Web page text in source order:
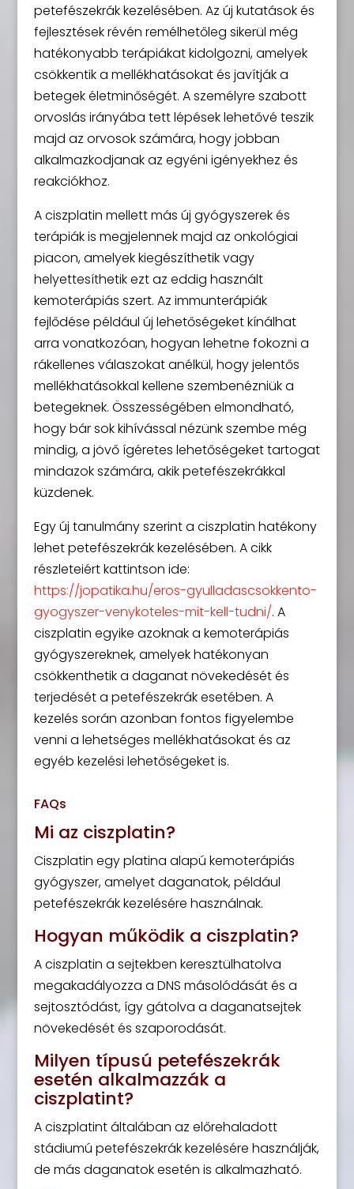
petefészekrák kezelésében. Az új kutatások és
fejlesztések révén remélhetőleg sikerül még
hatékonyabb terápiákat kidolgozni, amelyek
csökkentik a mellékhatásokat és javítják a
betegek életminőségét. A személyre szabott
orvoslás irányába tett lépések lehetővé teszik
majd az orvosok számára, hogy jobban
alkalmazkodjanak az egyéni igényekhez és
reakciókhoz.
A ciszplatin mellett más új gyógyszerek és
terápiák is megjelennek majd az onkológiai
piacon, amelyek kiegészíthetik vagy
helyettesíthetik ezt az eddig használt
kemoterápiás szert. Az immunterápiák
fejlődése például új lehetőségeket kínálhat
arra vonatkozóan, hogyan lehetne fokozni a
rákellenes válaszokat anélkül, hogy jelentős
mellékhatásokkal kellene szembenézniük a
betegeknek. Összességében elmondható,
hogy bár sok kihívással nézünk szembe még
mindig, a jövő ígéretes lehetőségeket tartogat
mindazok számára, akik petefészekrákkal
küzdenek.
Egy új tanulmány szerint a ciszplatin hatékony
lehet petefészekrák kezelésében. A cikk
részleteiért kattintson ide:
https://jopatika.hu/eros-gyulladascsokkento-
gyogyszer-venykoteles-mit-kell-tudni/. A
ciszplatin egyike azoknak a kemoterápiás
gyógyszereknek, amelyek hatékonyan
csökkenthetik a daganat növekedését és
terjedését a petefészekrák esetében. A
kezelés során azonban fontos figyelembe
venni a lehetséges mellékhatásokat és az
egyéb kezelési lehetőségeket is.
FAQs
Mi az ciszplatin?
Ciszplatin egy platina alapú kemoterápiás
gyógyszer, amelyet daganatok, például
petefészekrák kezelésére használnak.
Hogyan működik a ciszplatin?
A ciszplatin a sejtekben keresztülhatolva
megakadályozza a DNS másolódását és a
sejtosztódást, így gátolva a daganatsejtek
növekedését és szaporodását.
Milyen típusú petefészekrák
esetén alkalmazzák a
ciszplatint?
A ciszplatint általában az előrehaladott
stádiumú petefészekrák kezelésére használják,
de más daganatok esetén is alkalmazható.